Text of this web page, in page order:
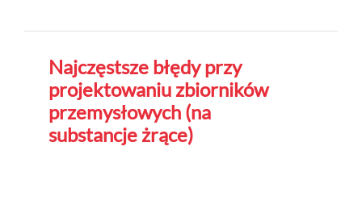
Najczęstsze błędy przy
projektowaniu zbiorników
przemysłowych (na
substancje żrące)